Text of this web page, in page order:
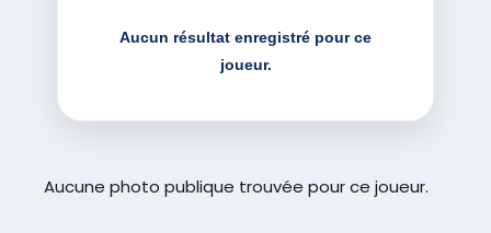
Aucun résultat enregistré pour ce
joueur.
Aucune photo publique trouvée pour ce joueur.